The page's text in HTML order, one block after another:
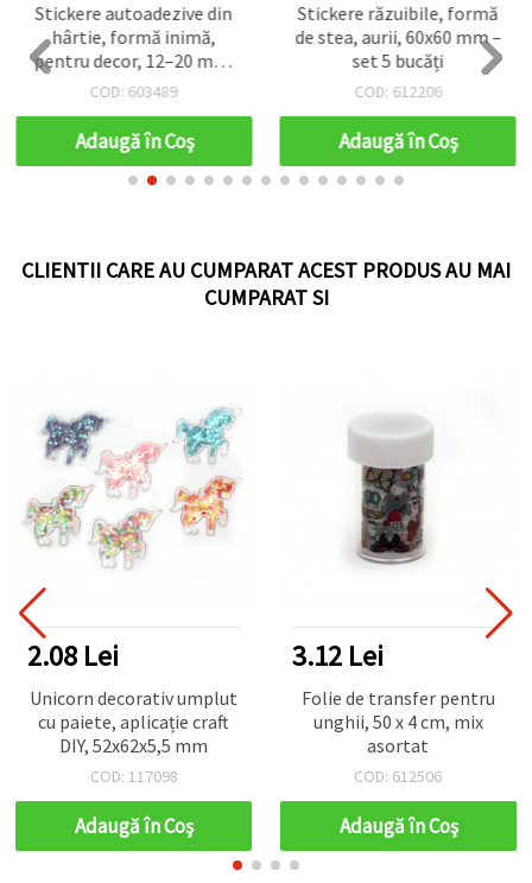
Stickere autoadezive din
hârtie, formă inimă,
pentru decor, 12–20 mm,
paletă albastru-verde cu
asortate
COD: 603489
Adaugă în Coş
Stickere răzuibile, formă
de stea, aurii, 60x60 mm –
set 5 bucăți
COD: 612206
Adaugă în Coş
CLIENTII CARE AU CUMPARAT ACEST PRODUS AU MAI
CUMPARAT SI
2.08 Lei
Unicorn decorativ umplut
cu paiete, aplicație craft
DIY, 52x62x5,5 mm
COD: 117098
Adaugă în Coş
3.12 Lei
Folie de transfer pentru
unghii, 50 x 4 cm, mix
asortat
COD: 612506
Adaugă în Coş